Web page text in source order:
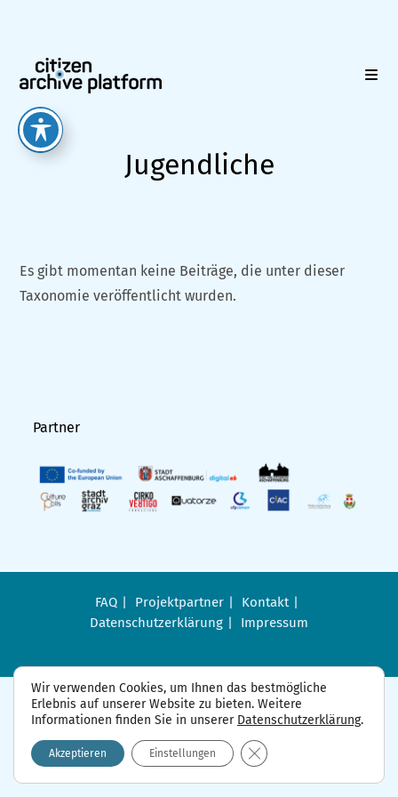
springen
Jugendliche
Es gibt momentan keine Beiträge, die unter dieser
Taxonomie veröffentlicht wurden.
Partner
FAQ Projektpartner
Kontakt
Datenschutzerklärung
Impressum
Wir verwenden Cookies, um Ihnen das bestmögliche
Erlebnis auf unserer Website zu bieten. Weitere
Informationen finden Sie in unserer Datenschutzerklärung.
Akzeptieren Einstellungen GDPR Cookie-Banner